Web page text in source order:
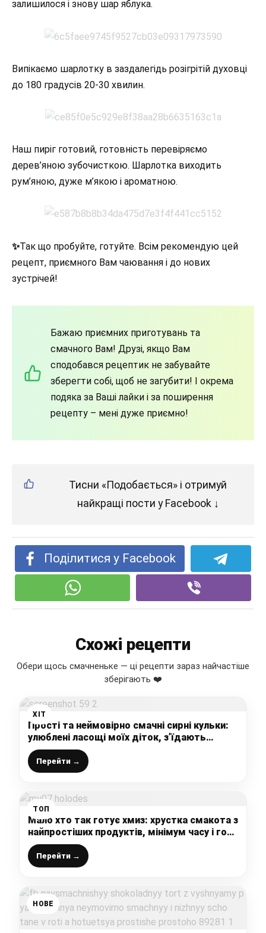
залишилося і знову шар яблука.
Випікаємо шарлотку в заздалегідь розігрітій духовці
до 180 градусів 20-30 хвилин.
Наш пиріг готовий, готовність перевіряємо
дерев’яною зубочисткою. Шарлотка виходить
рум’яною, дуже м’якою і ароматною.
✨Так що пробуйте, готуйте. Всім рекомендую цей
рецепт, приємного Вам чаювання і до нових
зустрічей!
Бажаю приємних приготувань та
смачного Вам! Друзі, якщо Вам
сподобався рецептик не забувайте
зберегти собі, щоб не загубити! І окрема
подяка за Ваші лайки і за поширення
рецепту – мені дуже приємно!
Тисни «Подобається» і отримуй
найкращі пости у Facebook ↓
Поділитися у Facebook
Схожі рецепти
Обери щось смачненьке — ці рецепти зараз найчастіше
зберігають ❤️
ХІТ
Прості та неймовірно смачні сирні кульки:
улюблені ласощі моїх діток, з’їдають
миттєво
Перейти →
ТОП
Мало хто так готує хмиз: хрустка смакота з
найпростіших продуктів, мінімум часу і гора
смакоти на столі
Перейти →
НОВЕ